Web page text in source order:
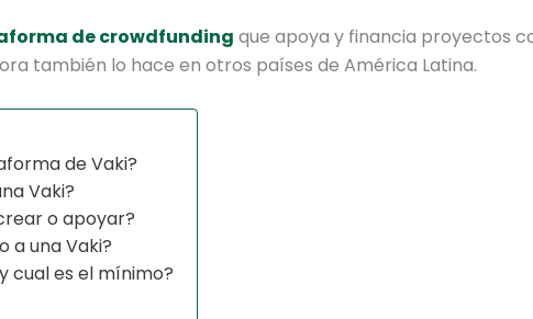
de crowdfunding que apoya y financia proyectos
también lo hace en otros países de América Latina.
de Vaki?
Vaki?
o apoyar?
a una Vaki?
cual es el mínimo?